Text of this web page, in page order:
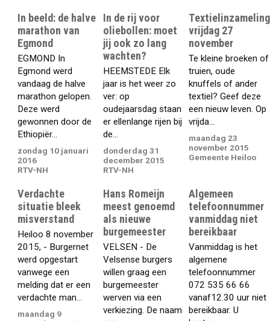
In beeld: de halve
marathon van
Egmond
EGMOND In
Egmond werd
vandaag de halve
marathon gelopen.
Deze werd
gewonnen door de
Ethiopiër...
zondag 10 januari
2016
RTV-NH
In de rij voor
oliebollen: moet
jij ook zo lang
wachten?
HEEMSTEDE Elk
jaar is het weer zo
ver: op
oudejaarsdag staan
er ellenlange rijen bij
de...
donderdag 31
december 2015
RTV-NH
Textielinzameling
vrijdag 27
november
Te kleine broeken of
truien, oude
knuffels of ander
textiel? Geef deze
een nieuw leven. Op
vrijda...
maandag 23
november 2015
Gemeente Heiloo
Verdachte
situatie bleek
misverstand
Heiloo 8 november
2015, - Burgernet
werd opgestart
vanwege een
melding dat er een
verdachte man...
maandag 9
Hans Romeijn
meest genoemd
als nieuwe
burgemeester
VELSEN - De
Velsense burgers
willen graag een
burgemeester
werven via een
verkiezing. De naam
Algemeen
telefoonnummer
vanmiddag niet
bereikbaar
Vanmiddag is het
algemene
telefoonnummer
072 535 66 66
vanaf12.30 uur niet
bereikbaar. U